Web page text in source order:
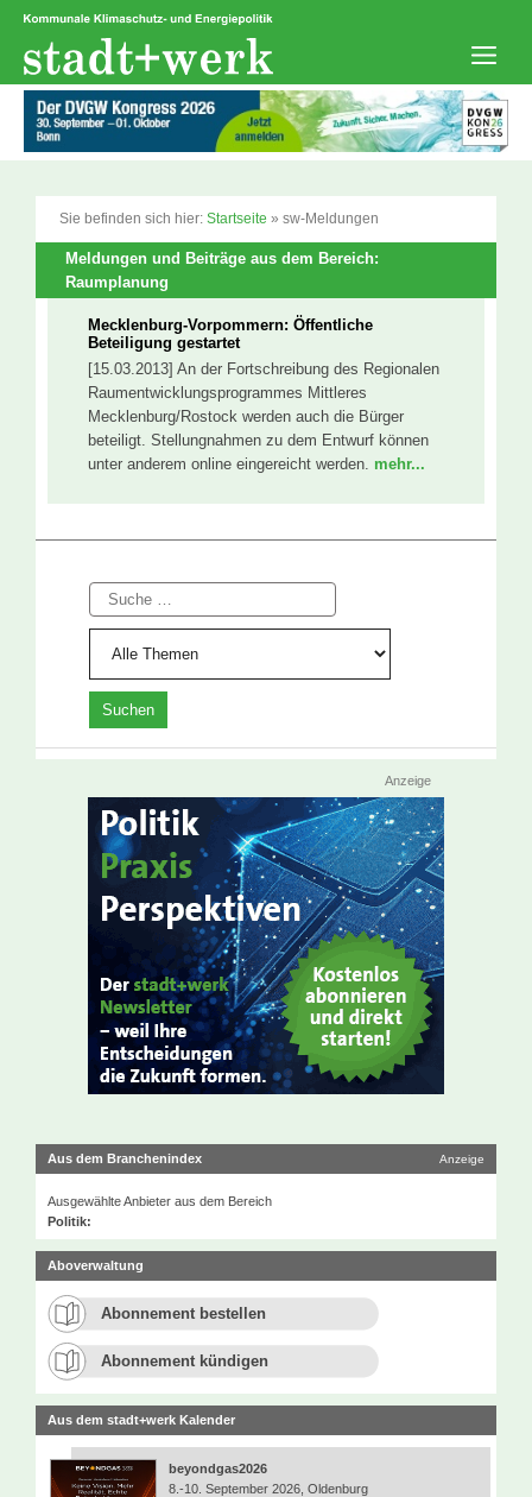
Zum
springen
Sie befinden sich hier: Startseite » sw-Meldungen
Meldungen und Beiträge aus dem Bereich:
Raumplanung
Mecklenburg-Vorpommern: Öffentliche
Beteiligung gestartet
[15.03.2013] An der Fortschreibung des Regionalen
Raumentwicklungsprogrammes Mittleres
Mecklenburg/Rostock werden auch die Bürger
beteiligt. Stellungnahmen zu dem Entwurf können
unter anderem online eingereicht werden. mehr...
Suche
Anzeige
Aus dem Branchenindex Anzeige
Ausgewählte Anbieter aus dem Bereich
Politik:
Aboverwaltung
Abonnement bestellen
Abonnement kündigen
Aus dem stadt+werk Kalender
beyondgas2026
8.-10. September 2026, Oldenburg